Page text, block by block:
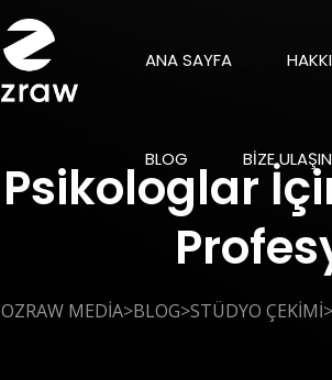
ANA SAYFA
BLOG BIZE ULAŞIN
Psikologlar
OZRAW MEDIA>BLOG>STÜDYO ÇEKIMI>